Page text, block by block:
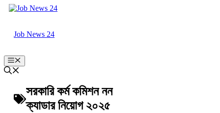
Skip
Job News 24
Menu
সরকারি কর্ম কমিশন নন
ক্যাডার নিয়োগ ২০২৫